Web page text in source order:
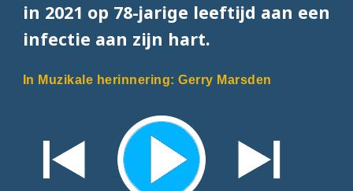
in 2021 op 78-jarige leeftijd aan een
infectie aan zijn hart.
In Muzikale herinnering: Gerry Marsden